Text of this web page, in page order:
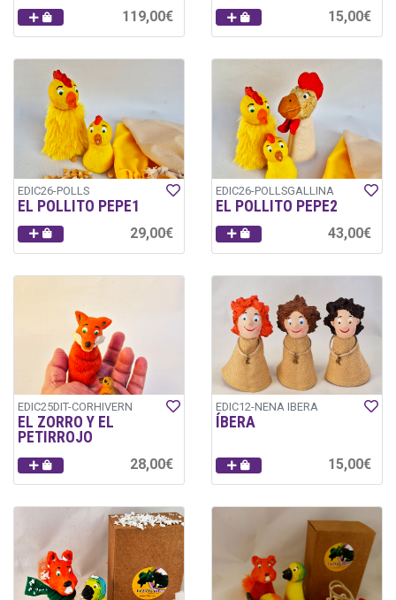
119,00€ 15,00€
EDIC26-POLLS
EL POLLITO PEPE1
29,00€
EDIC26-POLLSGALLINA
EL POLLITO PEPE2
43,00€
EDIC25DIT-CORHIVERN
EL ZORRO Y EL
PETIRROJO
28,00€
EDIC12-NENA IBERA
ÍBERA
15,00€